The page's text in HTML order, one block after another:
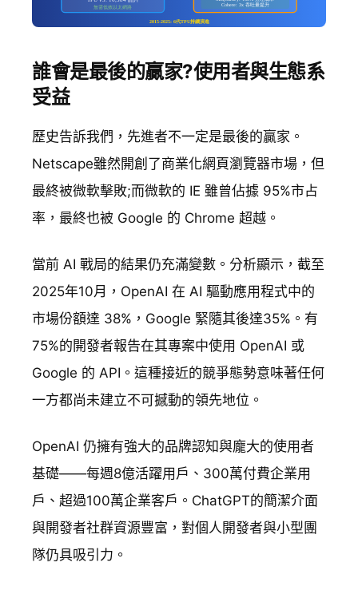
誰會是最後的贏家?使用者與生態系
受益
歷史告訴我們，先進者不一定是最後的贏家。
Netscape雖然開創了商業化網頁瀏覽器市場，但
最終被微軟擊敗;而微軟的 IE 雖曾佔據 95%市占
率，最終也被 Google 的 Chrome 超越。
當前 AI 戰局的結果仍充滿變數。分析顯示，截至
2025年10月，OpenAI 在 AI 驅動應用程式中的
市場份額達 38%，Google 緊隨其後達35%。有
75%的開發者報告在其專案中使用 OpenAI 或
Google 的 API。這種接近的競爭態勢意味著任何
一方都尚未建立不可撼動的領先地位。
OpenAI 仍擁有強大的品牌認知與龐大的使用者
基礎——每週8億活躍用戶、300萬付費企業用
戶、超過100萬企業客戶。ChatGPT的簡潔介面
與開發者社群資源豐富，對個人開發者與小型團
隊仍具吸引力。